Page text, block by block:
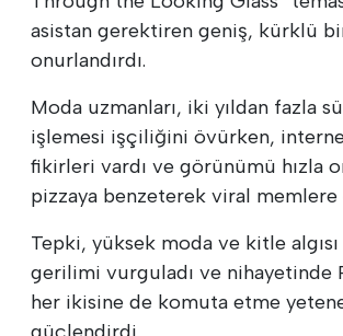
asistan gerektiren geniş, kürklü
onurlandırdı.
Moda uzmanları, iki yıldan fazla
işlemesi işçiliğini övürken,
fikirleri vardı ve görünümü hızla
pizzaya benzeterek viral
Tepki, yüksek moda ve kitle algısı
gerilimi vurguladı ve nihayetinde
her ikisine de komuta etme